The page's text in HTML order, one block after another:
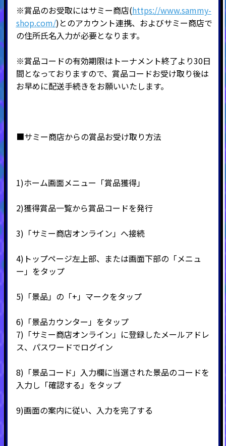
※賞品のお受取にはサミー商店(https://www.sammy-
shop.com/)とのアカウント連携、およびサミー商店で
の住所氏名入力が必要となります。
※賞品コードの有効期限はトーナメント終了より30日
間となっておりますので、賞品コードお受け取り後は
お早めに配送手続きをお願いいたします。
■サミー商店からの賞品お受け取り方法
1)ホーム画面メニュー「賞品獲得」
2)獲得賞品一覧から賞品コードを発行
3) 「サミー商店オンライン」へ接続
4) トップページ左上部、または画面下部の「メニュ
ー」をタップ
5) 「景品」の「+ 」マークをタップ
6) 「景品カウンター」をタップ
7) 「サミー商店オンライン」に登録したメールアドレ
ス、パスワードでログイン
8) 「景品コード」入力欄に当選された景品のコードを
入力し「確認する」をタップ
9)画面の案内に従い、入力を完了する